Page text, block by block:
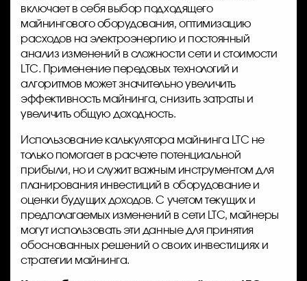
включает в себя выбор подходящего
майнингового оборудования, оптимизацию
расходов на электроэнергию и постоянный
анализ изменений в сложности сети и стоимости
LTC. Применение передовых технологий и
алгоритмов может значительно увеличить
эффективность майнинга, снизить затраты и
увеличить общую доходность.
Использование калькулятора майнинга LTC не
только помогает в расчете потенциальной
прибыли, но и служит важным инструментом для
планирования инвестиций в оборудование и
оценки будущих доходов. С учетом текущих и
предполагаемых изменений в сети LTC, майнеры
могут использовать эти данные для принятия
обоснованных решений о своих инвестициях и
стратегии майнинга.